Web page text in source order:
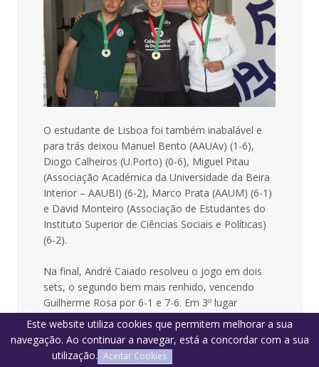
O estudante de Lisboa foi também inabalável e
para trás deixou Manuel Bento (AAUAv) (1-6),
Diogo Calheiros (U.Porto) (0-6), Miguel Pitau
(Associação Académica da Universidade da Beira
Interior – AAUBI) (6-2), Marco Prata (AAUM) (6-1)
e David Monteiro (Associação de Estudantes do
Instituto Superior de Ciências Sociais e Políticas)
(6-2).
Na final, André Caiado resolveu o jogo em dois
sets, o segundo bem mais renhido, vencendo
Guilherme Rosa por 6-1 e 7-6. Em 3º lugar
terminou João Martins da AAUBI que no
derradeiro encontro venceu José Casquilho da
NOVA por 6-2.
Este website utiliza cookies que permitem melhorar a sua
navegação. Ao continuar a navegar, está a concordar com a sua
utilização. Aceitar Cookies